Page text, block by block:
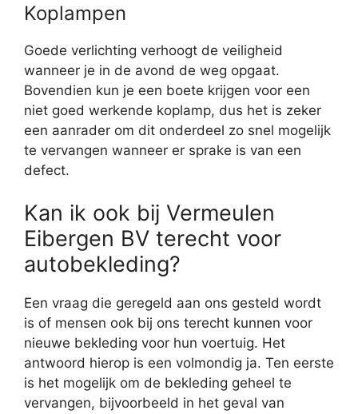
Koplampen
Goede verlichting verhoogt de veiligheid
wanneer je in de avond de weg opgaat.
Bovendien kun je een boete krijgen voor een
niet goed werkende koplamp, dus het is zeker
een aanrader om dit onderdeel zo snel mogelijk
te vervangen wanneer er sprake is van een
defect.
Kan ik ook bij Vermeulen
Eibergen BV terecht voor
autobekleding?
Een vraag die geregeld aan ons gesteld wordt
is of mensen ook bij ons terecht kunnen voor
nieuwe bekleding voor hun voertuig. Het
antwoord hierop is een volmondig ja. Ten eerste
is het mogelijk om de bekleding geheel te
vervangen, bijvoorbeeld in het geval van